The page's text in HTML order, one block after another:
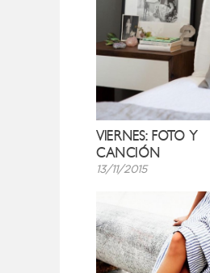
VIERNES: FOTO Y
CANCIÓN
13/11/2015